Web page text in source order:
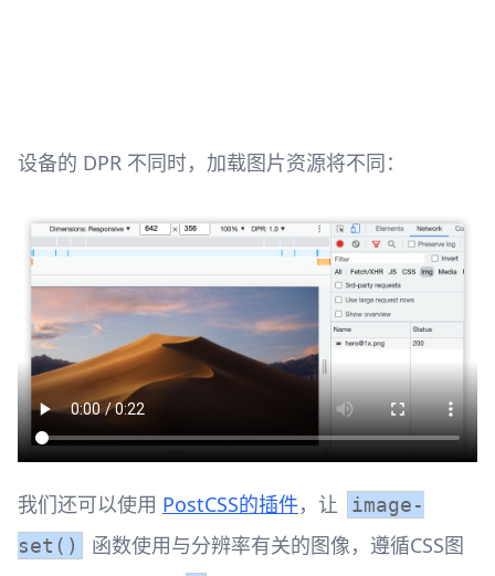
设备的 DPR 不同时，加载图片资源将不同：
我们还可以使用 PostCSS的插件，让
image-
set()
函数使用与分辨率有关的图像，遵循CSS图